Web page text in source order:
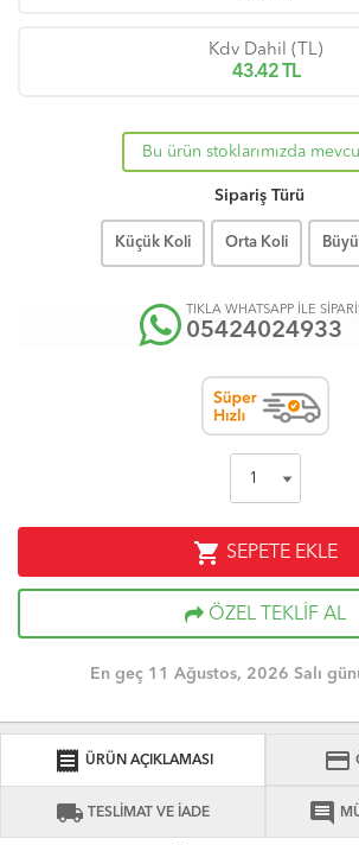
Kdv Dahil (TL)
43.42TL
Bu ürün stoklarımızda
Sipariş Türü
Küçük Koli Orta Koli
TIKLA WHATSAPP İLE
05424024933
shopping_cart SEPETE EKLE
ÖZEL TEKLİF AL
En geç 11 Ağustos, 2026 Salı
receipt ÜRÜN AÇIKLAMASI credit_card
local_shipping TESLİMAT VE İADE comment